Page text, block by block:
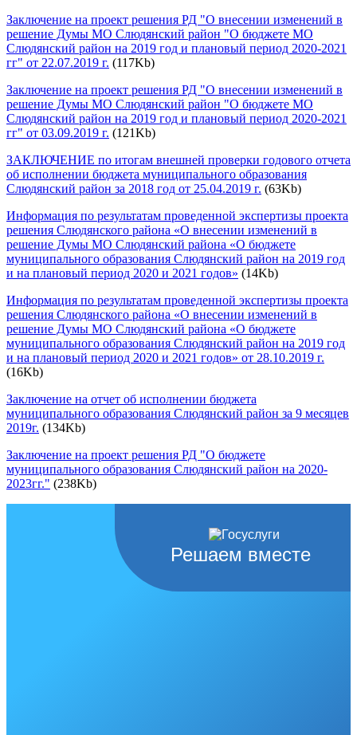
Заключение на проект решения РД "О внесении изменений в
решение Думы МО Слюдянский район "О бюджете МО
Слюдянский район на 2019 год и плановый период 2020-2021
гг" от 22.07.2019 г. (117Kb)
Заключение на проект решения РД "О внесении изменений в
решение Думы МО Слюдянский район "О бюджете МО
Слюдянский район на 2019 год и плановый период 2020-2021
гг" от 03.09.2019 г. (121Kb)
ЗАКЛЮЧЕНИЕ по итогам внешней проверки годового отчета
об исполнении бюджета муниципального образования
Слюдянский район за 2018 год от 25.04.2019 г. (63Kb)
Информация по результатам проведенной экспертизы проекта
решения Слюдянского района «О внесении изменений в
решение Думы МО Слюдянский района «О бюджете
муниципального образования Слюдянский район на 2019 год
и на плановый период 2020 и 2021 годов» (14Kb)
Информация по результатам проведенной экспертизы проекта
решения Слюдянского района «О внесении изменений в
решение Думы МО Слюдянский района «О бюджете
муниципального образования Слюдянский район на 2019 год
и на плановый период 2020 и 2021 годов» от 28.10.2019 г.
(16Kb)
Заключение на отчет об исполнении бюджета
муниципального образования Слюдянский район за 9 месяцев
2019г. (134Kb)
Заключение на проект решения РД "О бюджете
муниципального образования Слюдянский район на 2020-
2023гг." (238Kb)
Решаем вместе